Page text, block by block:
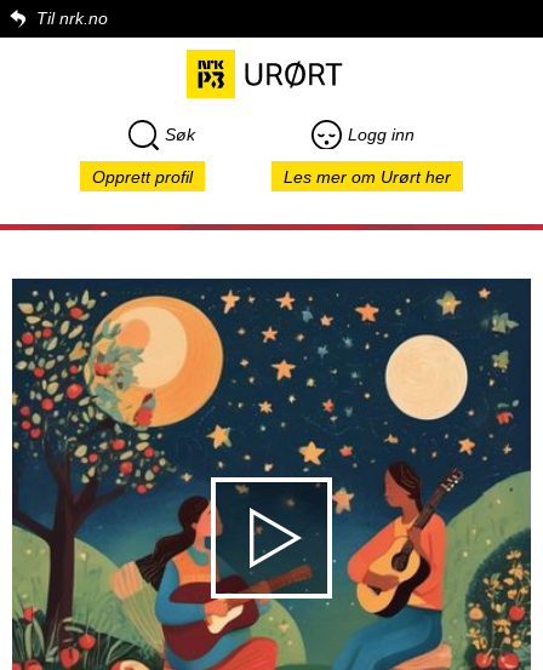
Til nrk.no
Søk Logg inn
Opprett profil Les mer om Urørt her